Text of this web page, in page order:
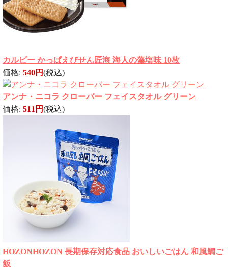
カルビー かっぱえびせん匠海 海人の藻塩味 10枚
価格: 540円(税込)
アンナ・ニコラ クローバー フェイスタオル グリーン
価格: 511円(税込)
HOZONHOZON 長期保存対応食品 おいしいごはん 和風鯛ご
飯